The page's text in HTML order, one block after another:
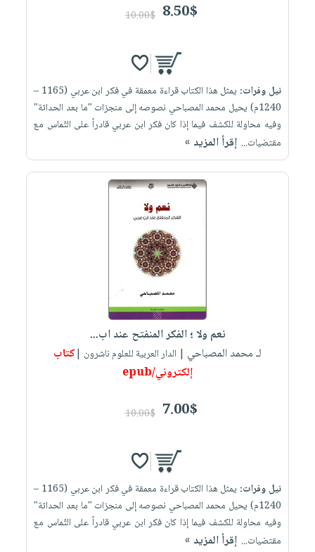
8.50$
10.00$
نيل وفرات:
يمثل هذا الكتاب قراءة معمقة في فكر ابن عربي (1165 –
1240م) يحيل محمد المصباحي نصوصه إلى منجزات "ما بعد الحداثة"
وفيه محاولة للكشف فيما إذا كان فكر ابن عربي قادراً على التّماس مع
مقتضيات... إقرأ المزيد »
نعم ولا ؛ الفكر المنفتح عند اب...
لـ محمد المصباحي | الدار العربية للعلوم ناشرون |كتاب
إلكتروني/epub
7.00$
10.00$
نيل وفرات:
يمثل هذا الكتاب قراءة معمقة في فكر ابن عربي (1165 –
1240م) يحيل محمد المصباحي نصوصه إلى منجزات "ما بعد الحداثة"
وفيه محاولة للكشف فيما إذا كان فكر ابن عربي قادراً على التّماس مع
مقتضيات... إقرأ المزيد »